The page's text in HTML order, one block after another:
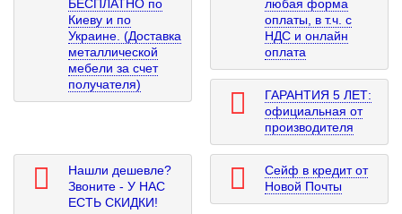
БЕСПЛАТНО по
Киеву и по
Украине. (Доставка
металлической
мебели за счет
получателя)
любая форма
оплаты, в т.ч. с
НДС и онлайн
оплата
ГАРАНТИЯ 5 ЛЕТ:
официальная от
производителя
Нашли дешевле?
Звоните - У НАС
ЕСТЬ СКИДКИ!
Сейф в кредит от
Новой Почты